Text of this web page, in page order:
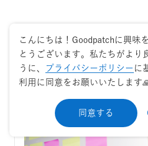
ユーザーインタビュー結果
善に取り入れるために
こんにちは！Goodpatchに興味
とうございます。私たちがより
うに、
プライバシーポリシー に
利用に同意をお願いいたします
同意する